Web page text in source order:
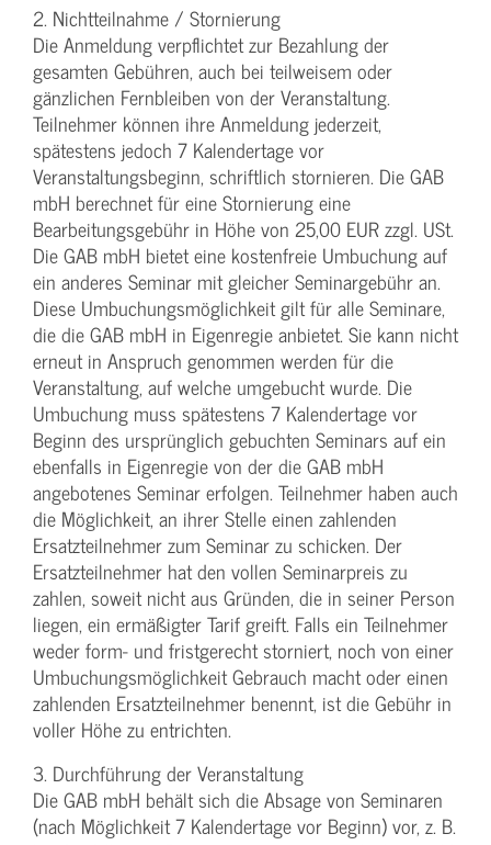
2. Nichtteilnahme / Stornierung
Die Anmeldung verpflichtet zur Bezahlung der
gesamten Gebühren, auch bei teilweisem oder
gänzlichen Fernbleiben von der Veranstaltung.
Teilnehmer können ihre Anmeldung jederzeit,
spätestens jedoch 7 Kalendertage vor
Veranstaltungsbeginn, schriftlich stornieren. Die GAB
mbH berechnet für eine Stornierung eine
Bearbeitungsgebühr in Höhe von 25,00 EUR zzgl. USt.
Die GAB mbH bietet eine kostenfreie Umbuchung auf
ein anderes Seminar mit gleicher Seminargebühr an.
Diese Umbuchungsmöglichkeit gilt für alle Seminare,
die die GAB mbH in Eigenregie anbietet. Sie kann nicht
erneut in Anspruch genommen werden für die
Veranstaltung, auf welche umgebucht wurde. Die
Umbuchung muss spätestens 7 Kalendertage vor
Beginn des ursprünglich gebuchten Seminars auf ein
ebenfalls in Eigenregie von der die GAB mbH
angebotenes Seminar erfolgen. Teilnehmer haben auch
die Möglichkeit, an ihrer Stelle einen zahlenden
Ersatzteilnehmer zum Seminar zu schicken. Der
Ersatzteilnehmer hat den vollen Seminarpreis zu
zahlen, soweit nicht aus Gründen, die in seiner Person
liegen, ein ermäßigter Tarif greift. Falls ein Teilnehmer
weder form- und fristgerecht storniert, noch von einer
Umbuchungsmöglichkeit Gebrauch macht oder einen
zahlenden Ersatzteilnehmer benennt, ist die Gebühr in
voller Höhe zu entrichten.
3. Durchführung der Veranstaltung
Die GAB mbH behält sich die Absage von Seminaren
(nach Möglichkeit 7 Kalendertage vor Beginn) vor, z. B.